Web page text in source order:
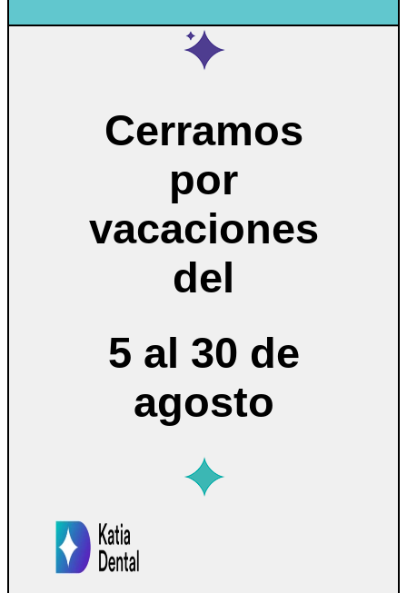
Cerramos
por
vacaciones
del
5 al 30 de
agosto